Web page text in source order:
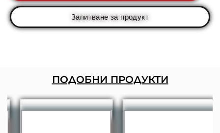
Запитване за продукт
ПОДОБНИ ПРОДУКТИ